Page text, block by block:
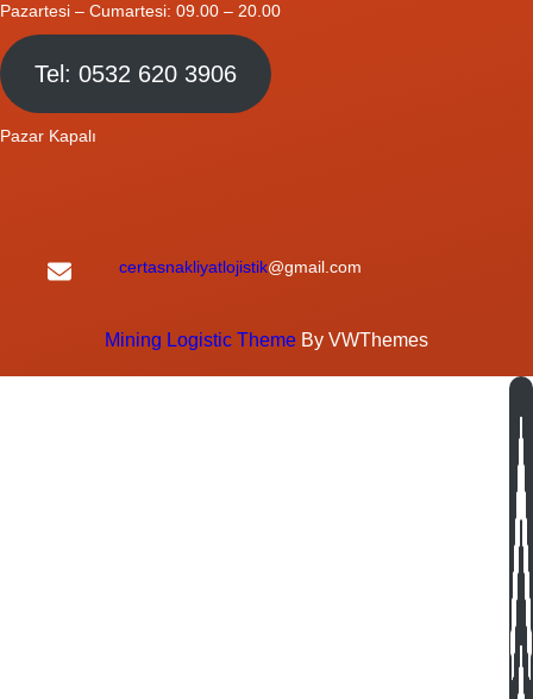
Pazartesi – Cumartesi: 09.00 – 20.00
Tel: 0532 620 3906
Pazar Kapalı
certasnakliyatlojistik@gmail.com
Mining Logistic Theme By VWThemes